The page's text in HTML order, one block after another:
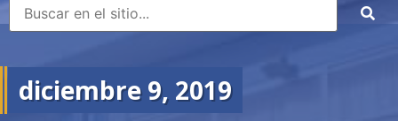
diciembre 9, 2019